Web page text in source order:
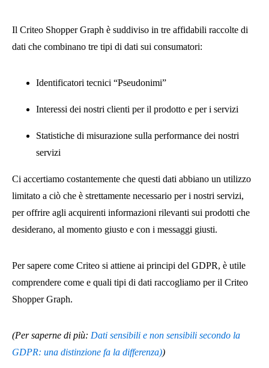
Il Criteo Shopper Graph è suddiviso in tre affidabili raccolte di
dati che combinano tre tipi di dati sui consumatori:
Identificatori tecnici “Pseudonimi”
Interessi dei nostri clienti per il prodotto e per i servizi
Statistiche di misurazione sulla performance dei nostri
servizi
Ci accertiamo costantemente che questi dati abbiano un utilizzo
limitato a ciò che è strettamente necessario per i nostri servizi,
per offrire agli acquirenti informazioni rilevanti sui prodotti che
desiderano, al momento giusto e con i messaggi giusti.
Per sapere come Criteo si attiene ai principi del GDPR, è utile
comprendere come e quali tipi di dati raccogliamo per il Criteo
Shopper Graph.
(Per saperne di più: Dati sensibili e non sensibili secondo la
GDPR: una distinzione fa la differenza))